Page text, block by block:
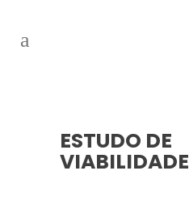
ESTUDO DE
VIABILIDADE